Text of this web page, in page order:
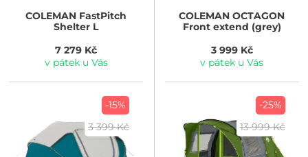
COLEMAN FastPitch
Shelter L
7 279 Kč
v pátek u Vás
COLEMAN OCTAGON
Front extend (grey)
3 999 Kč
v pátek u Vás
-15%
3 399 Kč
-25%
13 999 Kč